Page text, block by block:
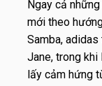
Ngay cả
mới theo
Samba,
Jane, trong khi
lấy cảm hứng